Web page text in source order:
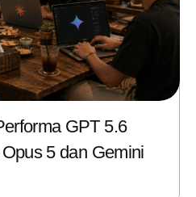
GPT 5.6
5 dan Gemini